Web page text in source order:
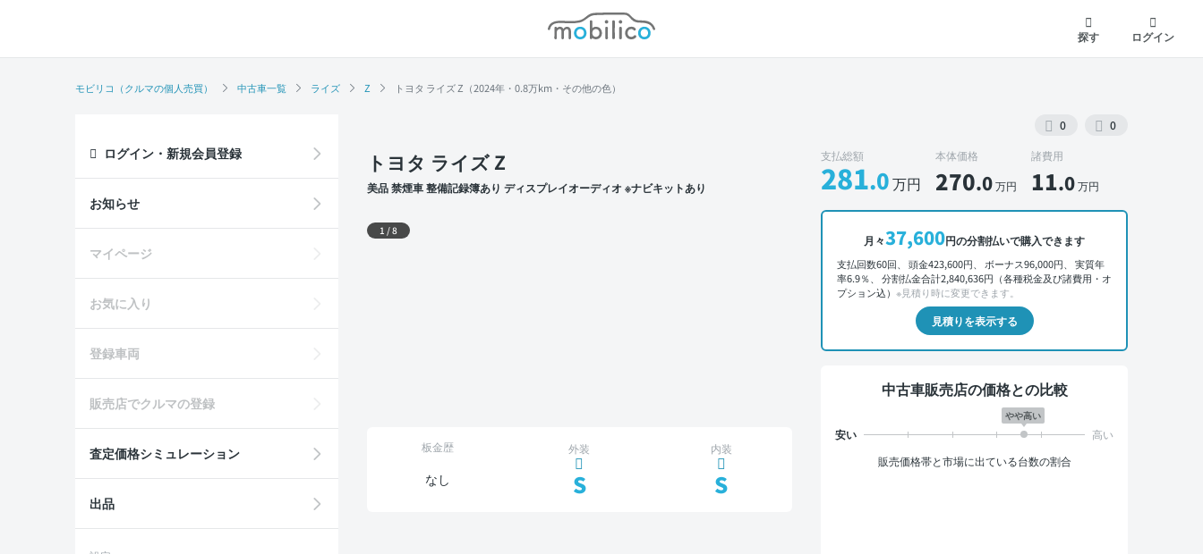
モビリコ
探す
ログイン
モビリコ（クルマの個人売買） 中古車一覧 ライズ Z トヨタ ライズ Z（2024年・0.8万km・その他の色）
0 0
トヨタ ライズ Z
美品 禁煙車 整備記録簿あり ディスプレイオーディオ ※ナビキットあり
外装 左前 外装 正面
1 /8
支払総額
281.0万円
本体価格
270.0万円
諸費用
11.0万円
月々37,600円の分割払いで購入できます
支払回数60回、 頭金423,600円、 ボーナス96,000円、 実質年
率6.9％、 分割払金合計2,840,636円（各種税金及び諸費用・オ
プション込） ※見積り時に変更できます。
見積りを表示する
中古車販売店の価格との比較
やや高い
販売価格帯と市場に出ている台数の割合
板金歴
なし
外装
S
内装
S
ログイン・新規会員登録
お知らせ
マイページ
お気に入り
登録車両
販売店でクルマの登録
査定価格シミュレーション
出品